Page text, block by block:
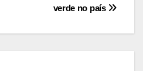
verde no país